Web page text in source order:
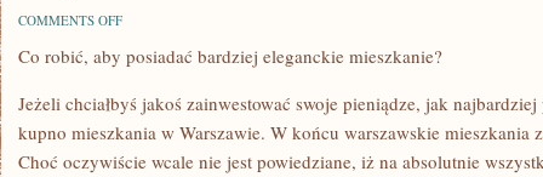
COMMENTS OFFON
NIERUCHOMOŚCI
WARSZAWY
Co robić, aby posiadać bardziej eleganckie mieszkanie?
Jeżeli chciałbyś jakoś zainwestować swoje pieniądze, jak
kupno mieszkania w Warszawie. W końcu warszawskie mieszkania
Choć oczywiście wcale nie jest powiedziane, iż na absolutnie